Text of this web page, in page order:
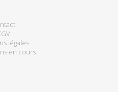
légales
en cours